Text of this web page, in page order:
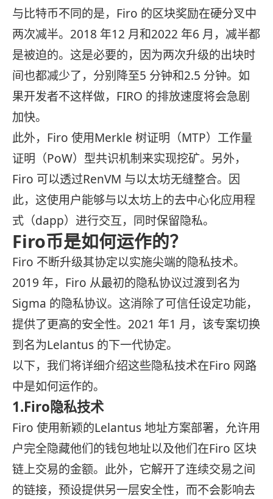
与比特币不同的是，Firo 的区块奖励在硬分叉中
两次减半。2018 年12 月和2022 年6 月，减半都
是被迫的。这是必要的，因为两次升级的出块时
间也都减少了，分别降至5 分钟和2.5 分钟。如
果开发者不这样做，FIRO 的排放速度将会急剧
加快。
此外，Firo 使用Merkle 树证明（MTP）工作量
证明（PoW）型共识机制来实现挖矿。另外，
Firo 可以透过RenVM 与以太坊无缝整合。因
此，这使用户能够与以太坊上的去中心化应用程
式（dapp）进行交互，同时保留隐私。
Firo币是如何运作的？
Firo 不断升级其协定以实施尖端的隐私技术。
2019 年，Firo 从最初的隐私协议过渡到名为
Sigma 的隐私协议。这消除了可信任设定功能，
提供了更高的安全性。2021 年1 月，该专案切换
到名为Lelantus 的下一代协定。
以下，我们将详细介绍这些隐私技术在Firo 网路
中是如何运作的。
1.Firo隐私技术
Firo 使用新颖的Lelantus 地址方案部署，允许用
户完全隐藏他们的钱包地址以及他们在Firo 区块
链上交易的金额。此外，它解开了连续交易之间
的链接，预设提供另一层安全性，而不会影响去